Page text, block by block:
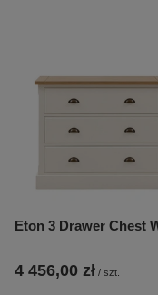
Eton 3 Drawer Chest
4 456,00 zł / szt.